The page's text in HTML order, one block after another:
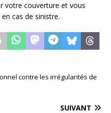
votre couverture et vous
cas de sinistre.
contre les irrégularités de
SUIVANT